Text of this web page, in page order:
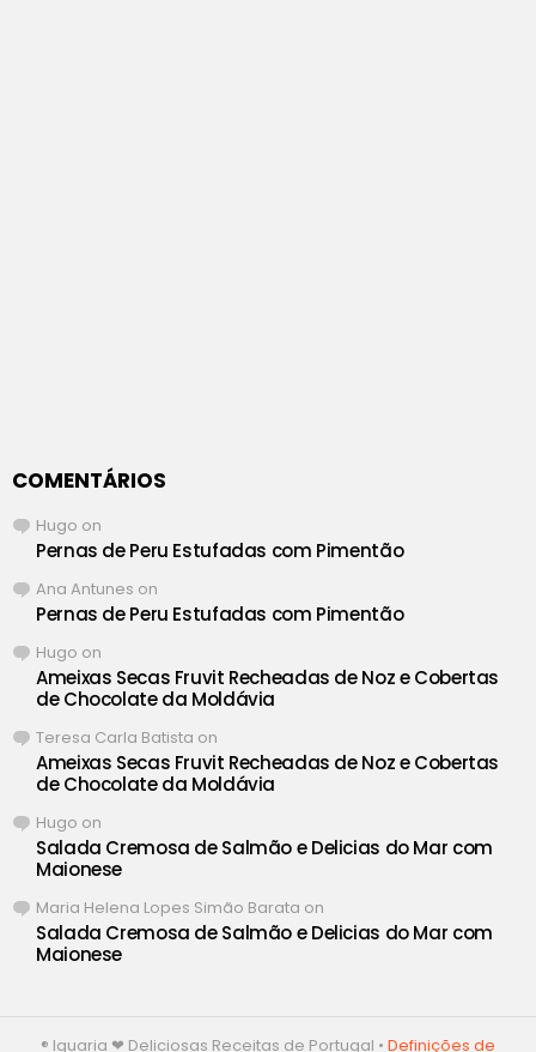
COMENTÁRIOS
Hugo on
Pernas de Peru Estufadas com Pimentão
Ana Antunes on
Pernas de Peru Estufadas com Pimentão
Hugo on
Ameixas Secas Fruvit Recheadas de Noz e Cobertas
de Chocolate da Moldávia
Teresa Carla Batista on
Ameixas Secas Fruvit Recheadas de Noz e Cobertas
de Chocolate da Moldávia
Hugo on
Salada Cremosa de Salmão e Delicias do Mar com
Maionese
Maria Helena Lopes Simão Barata on
Salada Cremosa de Salmão e Delicias do Mar com
Maionese
® Iguaria ❤ Deliciosas Receitas de Portugal • Definições de